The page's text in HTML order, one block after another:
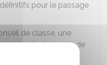
pour le passage
de classe, une
la demande de